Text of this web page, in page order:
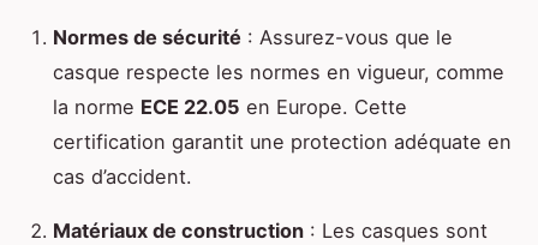
Normes de sécurité : Assurez-vous que le
casque respecte les normes en vigueur, comme
la norme ECE 22.05 en Europe. Cette
certification garantit une protection adéquate en
cas d’accident.
Matériaux de construction : Les casques sont